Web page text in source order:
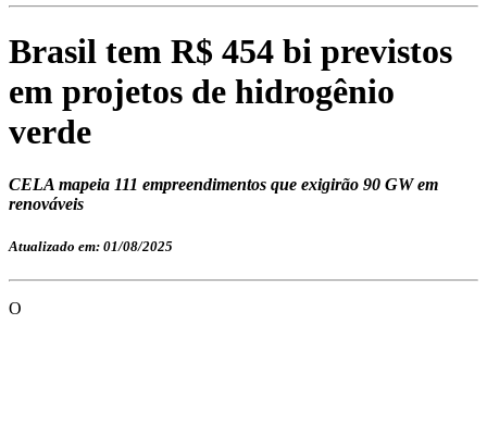
Brasil tem R$ 454 bi previstos
em projetos de hidrogênio
verde
CELA mapeia 111 empreendimentos que exigirão 90 GW em
renováveis
Atualizado em: 01/08/2025
O